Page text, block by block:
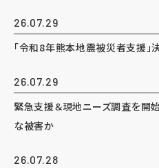
26.07.29
「令和8年熊本地震被災者支援」
26.07.29
緊急支援＆現地ニーズ調査を開
な被害か
26.07.28